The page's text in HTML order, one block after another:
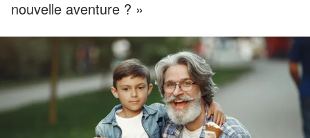
nouvelle aventure ? »